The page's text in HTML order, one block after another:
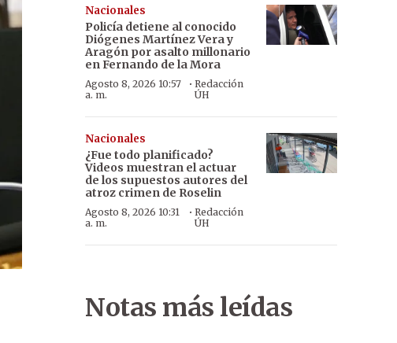
Nacionales
Policía detiene al conocido
Diógenes Martínez Vera y
Aragón por asalto millonario
en Fernando de la Mora
Agosto 8, 2026 10:57
a. m.
·Redacción
ÚH
Nacionales
¿Fue todo planificado?
Videos muestran el actuar
de los supuestos autores del
atroz crimen de Roselin
Agosto 8, 2026 10:31
a. m.
· Redacción
ÚH
Notas más leídas